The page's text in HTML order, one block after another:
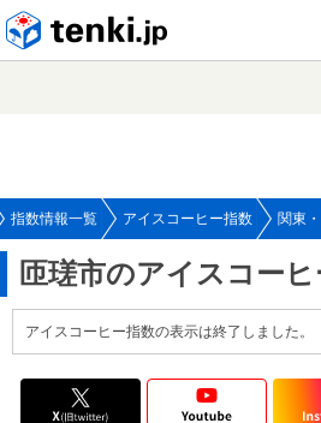
指数情報一覧 アイスコーヒー指数 関東
匝瑳市のアイスコー
アイスコーヒー指数の表示は終了しました。